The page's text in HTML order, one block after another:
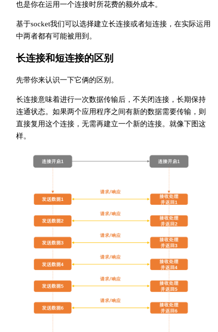
也是你在运用一个连接时所花费的额外成本。
基于socket我们可以选择建立长连接或者短连接，在实际运用
中两者都有可能被用到。
长连接和短连接的区别
先带你来认识一下它俩的区别。
长连接意味着进行一次数据传输后，不关闭连接，长期保持
连通状态。如果两个应用程序之间有新的数据需要传输，则
直接复用这个连接，无需再建立一个新的连接。就像下图这
样。